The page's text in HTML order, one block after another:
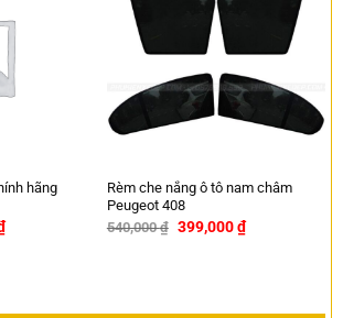
hãng
Rèm che nắng ô tô nam châm
Peugeot 408
540,000₫ 399,000₫